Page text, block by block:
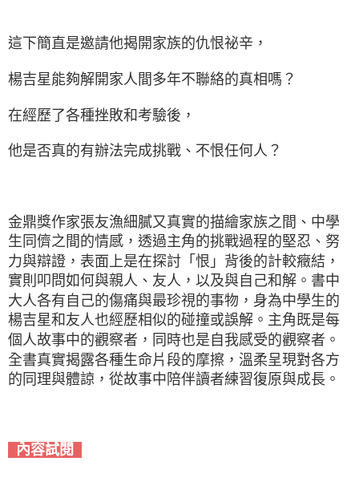
這下簡直是邀請他揭開家族的仇恨祕辛，
楊吉星能夠解開家人間多年不聯絡的真相嗎？
在經歷了各種挫敗和考驗後，
他是否真的有辦法完成挑戰、不恨任何人？
金鼎獎作家張友漁細膩又真實的描繪家族之間、中學
生同儕之間的情感，透過主角的挑戰過程的堅忍、努
力與辯證，表面上是在探討「恨」背後的計較癥結，
實則叩問如何與親人、友人，以及與自己和解。書中
大人各有自己的傷痛與最珍視的事物，身為中學生的
楊吉星和友人也經歷相似的碰撞或誤解。主角既是每
個人故事中的觀察者，同時也是自我感受的觀察者。
全書真實揭露各種生命片段的摩擦，溫柔呈現對各方
的同理與體諒，從故事中陪伴讀者練習復原與成長。
內容試閱